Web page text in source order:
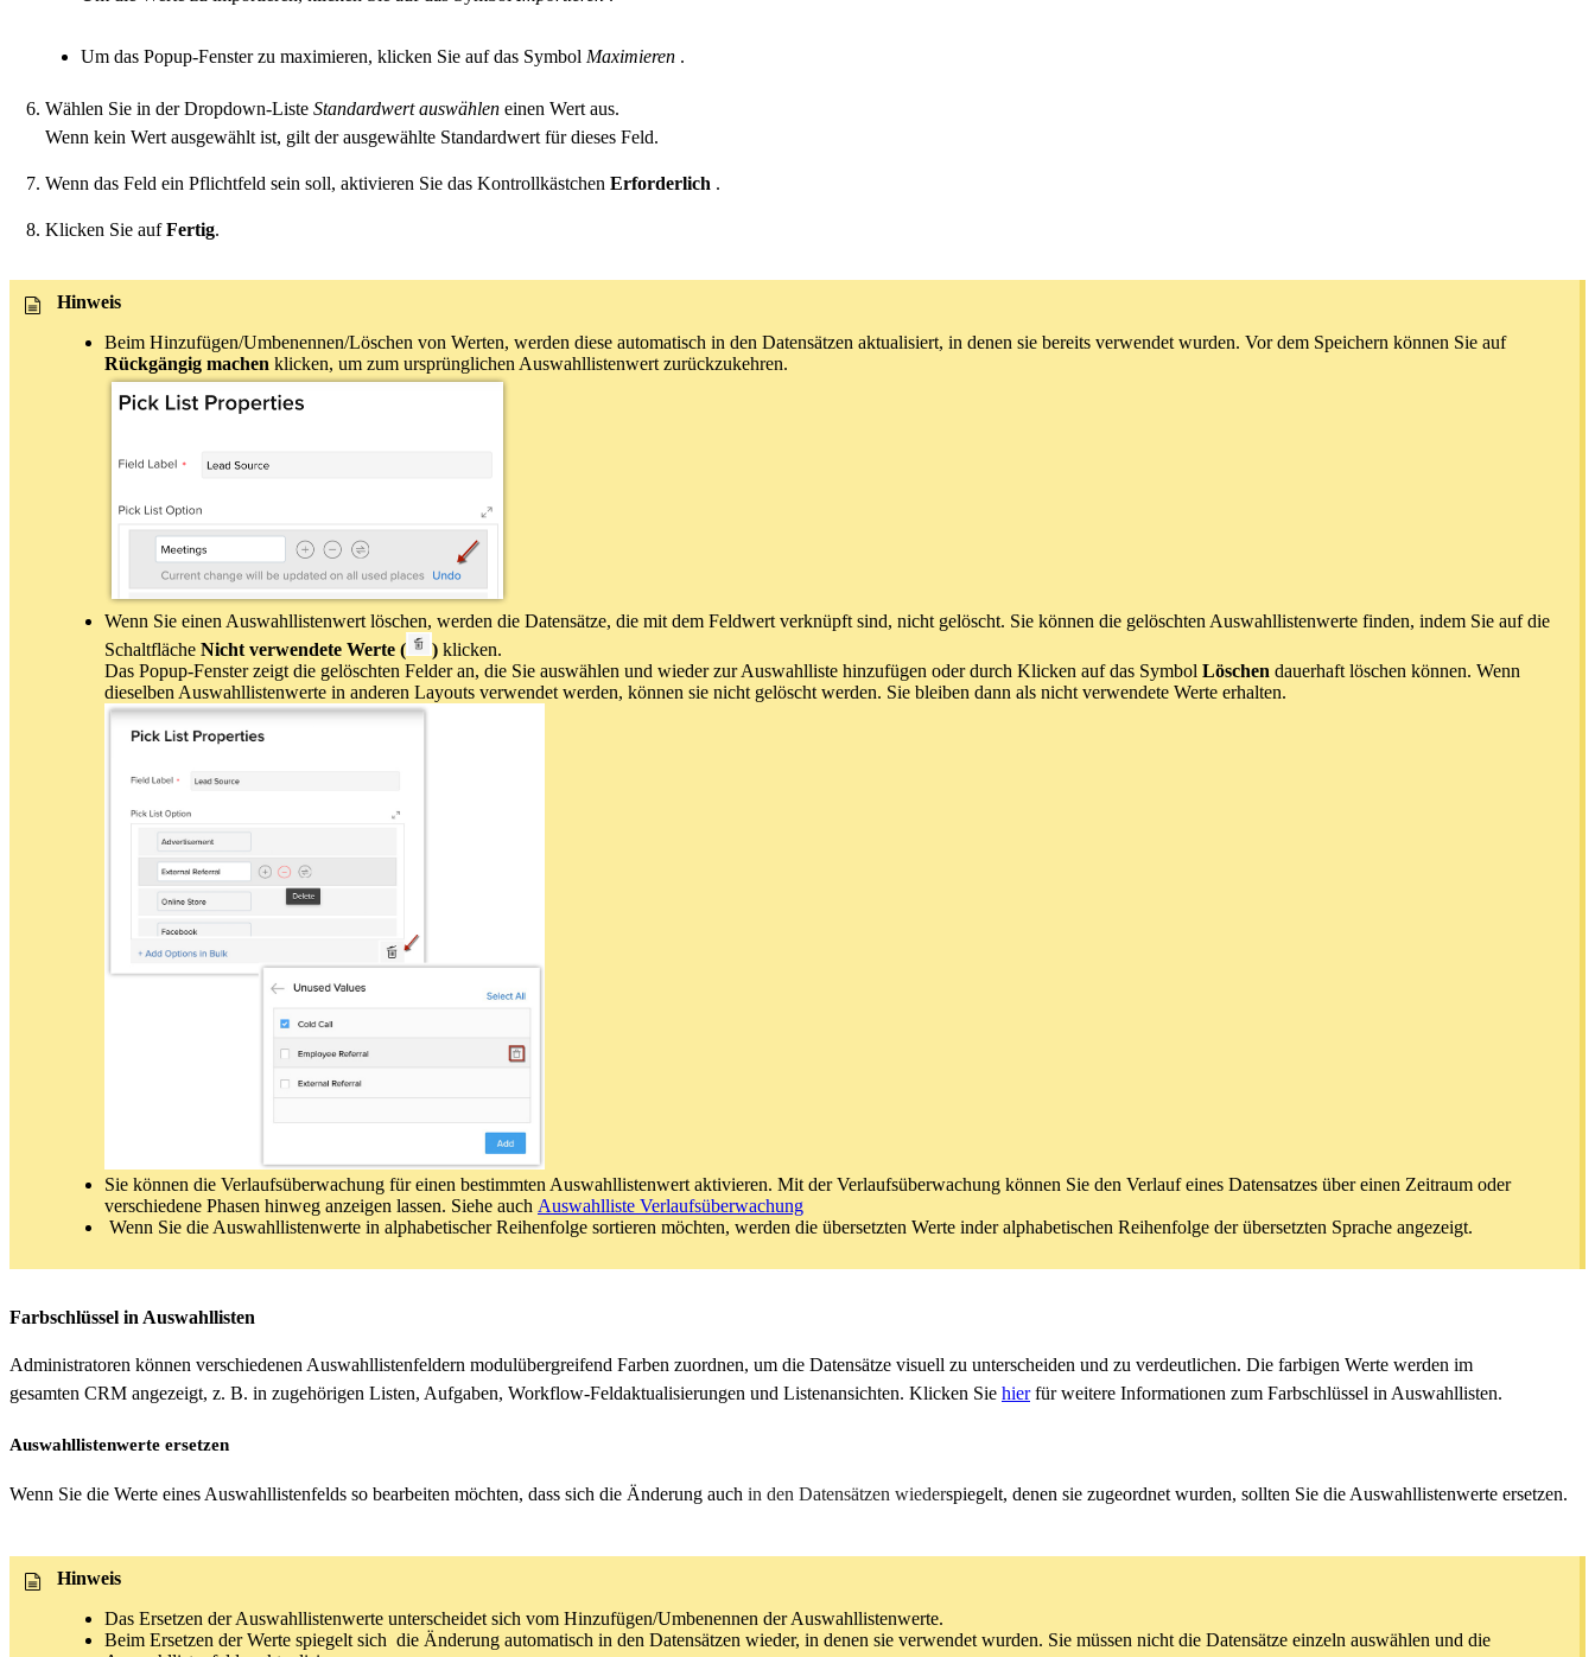
Um das Popup-Fenster zu maximieren, klicken Sie auf das Symbol Maximieren .
Wählen Sie in der Dropdown-Liste Standardwert auswählen einen Wert aus.
Wenn kein Wert ausgewählt ist, gilt der ausgewählte Standardwert für dieses Feld.
Wenn das Feld ein Pflichtfeld sein soll, aktivieren Sie das Kontrollkästchen Erforderlich .
Klicken Sie aufFertig.
Hinweis
Beim Hinzufügen/Umbenennen/Löschen von Werten, werden diese automatisch in den Datensätzen aktualisiert, in denen sie bereits verwendet wurden. Vor dem Speichern können Sie auf
Rückgängig machen klicken, um zum ursprünglichen Auswahllistenwert zurückzukehren.
Wenn Sie einen Auswahllistenwert löschen, werden die Datensätze, die mit dem Feldwert verknüpft sind, nicht gelöscht. Sie können die gelöschten Auswahllistenwerte finden, indem Sie auf die
Schaltfläche Nicht verwendete Werte ( ) klicken.
Das Popup-Fenster zeigt die gelöschten Felder an, die Sie auswählen und wieder zur Auswahlliste hinzufügen oder durch Klicken auf das Symbol Löschen dauerhaft löschen können. Wenn
dieselben Auswahllistenwerte in anderen Layouts verwendet werden, können sie nicht gelöscht werden. Sie bleiben dann als nicht verwendete Werte erhalten.
Sie können die Verlaufsüberwachung für einen bestimmten Auswahllistenwert aktivieren. Mit der Verlaufsüberwachung können Sie den Verlauf eines Datensatzes über einen Zeitraum oder
verschiedene Phasen hinweg anzeigen lassen. Siehe auch Auswahlliste Verlaufsüberwachung
Wenn Sie die Auswahllistenwerte in alphabetischer Reihenfolge sortieren möchten, werden die übersetzten Werte inder alphabetischen Reihenfolge der übersetzten Sprache angezeigt.
Farbschlüssel in Auswahllisten
Administratoren können verschiedenen Auswahllistenfeldern modulübergreifend Farben zuordnen, um die Datensätze visuell zu unterscheiden und zu verdeutlichen. Die farbigen Werte werden im
gesamten CRM angezeigt, z. B. in zugehörigen Listen, Aufgaben, Workflow-Feldaktualisierungen und Listenansichten. Klicken Sie hierfür weitere Informationen zum Farbschlüssel in Auswahllisten.
Auswahllistenwerte ersetzen
Wenn Sie die Werte eines Auswahllistenfelds so bearbeiten möchten, dass sich die Änderung auch in den Datensätzen wiederspiegelt, denen sie zugeordnet wurden, sollten Sie die Auswahllistenwerte ersetzen.
Hinweis
Das Ersetzen der Auswahllistenwerte unterscheidet sich vom Hinzufügen/Umbenennen der Auswahllistenwerte.
Beim Ersetzen der Werte spiegelt sich die Änderung automatisch in den Datensätzen wieder, in denen sie verwendet wurden. Sie müssen nicht die Datensätze einzeln auswählen und die